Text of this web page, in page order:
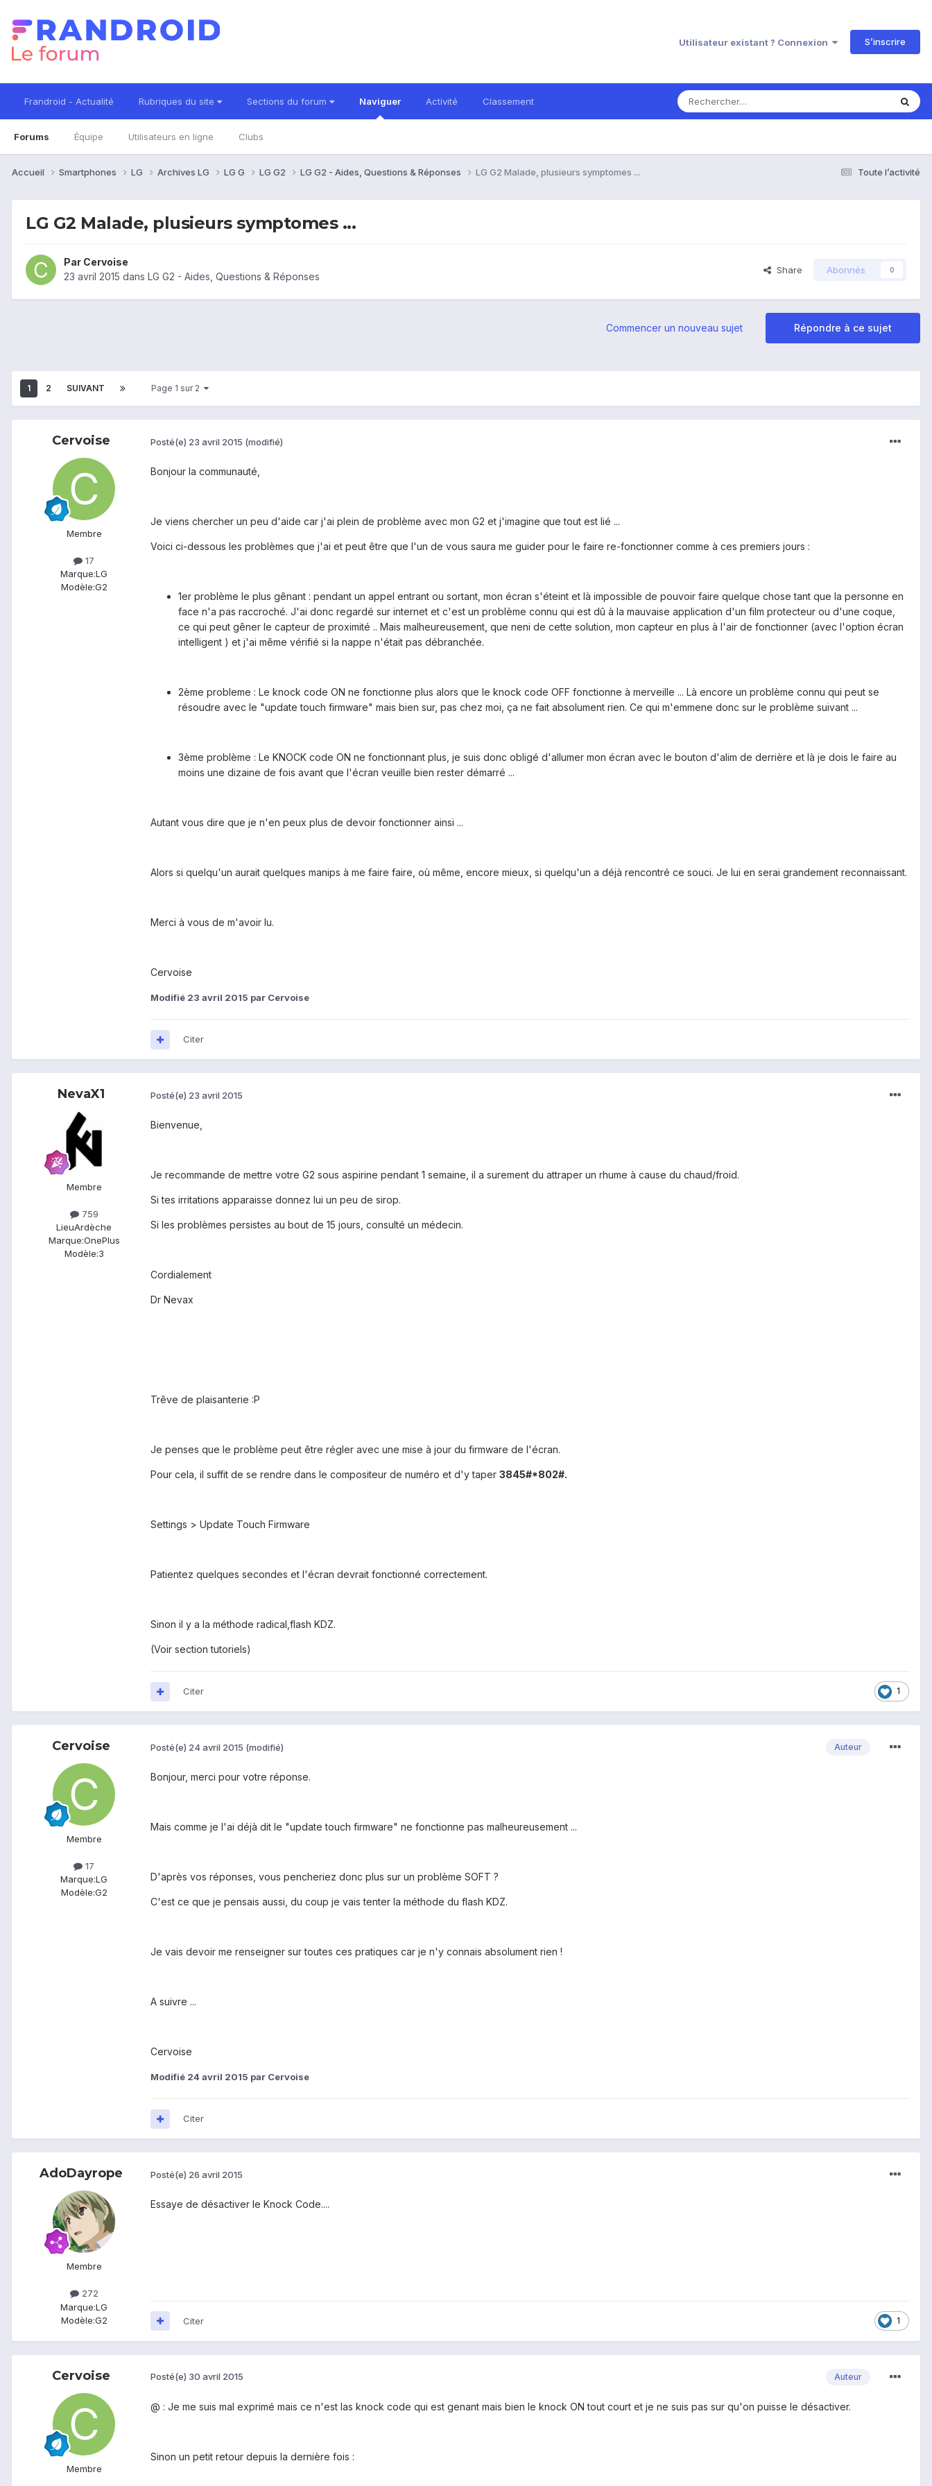
Utilisateur existant ? Connexion S’inscrire
Frandroid - Actualité Rubriques du site Sections du forum Naviguer
Forums Équipe Utilisateurs en ligne Clubs
Activité Classement
Toute l’activité
Accueil Smartphones LG Archives LG LG G LG G2 LG G2 - Aides, Questions & Réponses LG G2 Malade, plusieurs symptomes ...
LG G2 Malade, plusieurs symptomes ...
Par Cervoise
23 avril 2015 dans LG G2 - Aides, Questions & Réponses
Share Abonnés 0
Répondre à ce sujet
Commencer un nouveau sujet
1 2 SUIVANT Page 1 sur 2
Cervoise
Membre
17
Marque:LG
Modèle:G2
Posté(e) 23 avril 2015 (modifié)
Bonjour la communauté,
Je viens chercher un peu d'aide car j'ai plein de problème avec mon G2 et j'imagine que tout est lié ...
Voici ci-dessous les problèmes que j'ai et peut être que l'un de vous saura me guider pour le faire re-fonctionner comme à ces premiers jours :
1er problème le plus gênant : pendant un appel entrant ou sortant, mon écran s'éteint et là impossible de pouvoir faire quelque chose tant que la personne en
face n'a pas raccroché. J'ai donc regardé sur internet et c'est un problème connu qui est dû à la mauvaise application d'un film protecteur ou d'une coque,
ce qui peut gêner le capteur de proximité .. Mais malheureusement, que neni de cette solution, mon capteur en plus à l'air de fonctionner (avec l'option écran
intelligent ) et j'ai même vérifié si la nappe n'était pas débranchée.
2ème probleme : Le knock code ON ne fonctionne plus alors que le knock code OFF fonctionne à merveille ... Là encore un problème connu qui peut se
résoudre avec le "update touch firmware" mais bien sur, pas chez moi, ça ne fait absolument rien. Ce qui m'emmene donc sur le problème suivant ...
3ème problème : Le KNOCK code ON ne fonctionnant plus, je suis donc obligé d'allumer mon écran avec le bouton d'alim de derrière et là je dois le faire au
moins une dizaine de fois avant que l'écran veuille bien rester démarré ...
Autant vous dire que je n'en peux plus de devoir fonctionner ainsi ...
Alors si quelqu'un aurait quelques manips à me faire faire, où même, encore mieux, si quelqu'un a déjà rencontré ce souci. Je lui en serai grandement reconnaissant.
Merci à vous de m'avoir lu.
Cervoise
Modifié 23 avril 2015 par Cervoise
Citer
NevaX1
Membre
759
LieuArdèche
Marque:OnePlus
Modèle:3
Posté(e) 23 avril 2015
Bienvenue,
Je recommande de mettre votre G2 sous aspirine pendant 1 semaine, il a surement du attraper un rhume à cause du chaud/froid.
Si tes irritations apparaisse donnez lui un peu de sirop.
Si les problèmes persistes au bout de 15 jours, consulté un médecin.
Cordialement
Dr Nevax
Trêve de plaisanterie :P
Je penses que le problème peut être régler avec une mise à jour du firmware de l'écran.
Pour cela, il suffit de se rendre dans le compositeur de numéro et d'y taper 3845#*802#.
Settings > Update Touch Firmware
Patientez quelques secondes et l'écran devrait fonctionné correctement.
Sinon il y a la méthode radical,flash KDZ.
(Voir section tutoriels)
1
Citer
Cervoise
Membre
17
Marque:LG
Modèle:G2
Auteur
Posté(e) 24 avril 2015 (modifié)
Bonjour, merci pour votre réponse.
Mais comme je l'ai déjà dit le "update touch firmware" ne fonctionne pas malheureusement ...
D'après vos réponses, vous pencheriez donc plus sur un problème SOFT ?
C'est ce que je pensais aussi, du coup je vais tenter la méthode du flash KDZ.
Je vais devoir me renseigner sur toutes ces pratiques car je n'y connais absolument rien !
A suivre ...
Cervoise
Modifié 24 avril 2015 par Cervoise
Citer
AdoDayrope
Membre
272
Marque:LG
Modèle:G2
Posté(e) 26 avril 2015
Essaye de désactiver le Knock Code....
1
Citer
Cervoise
Membre
Auteur
Posté(e) 30 avril 2015
@ : Je me suis mal exprimé mais ce n'est las knock code qui est genant mais bien le knock ON tout court et je ne suis pas sur qu'on puisse le désactiver.
Sinon un petit retour depuis la dernière fois :